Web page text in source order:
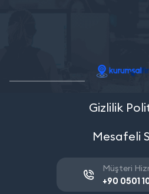
Gizlilik
Mesafeli
Müşteri
+90 0501